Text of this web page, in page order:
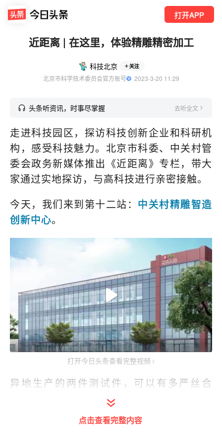
打开APP
近距离 | 在这里，体验精雕精密加工
科技北京 关注
北京市科学技术委员会官方账号
  2023-3-20 11:29
头条听资讯，时事尽掌握 去听全文
走进科技园区，探访科技创新企业和科研机
构，感受科技魅力。北京市科委、中关村管
委会政务新媒体推出《近距离》专栏，带大
家通过实地探访，与高科技进行亲密接触。
今天，我们来到第十二站： 中关村精雕智造
创新中心。
打开今日头条查看完整视频
异地生产的两件测试件，可以有多严丝合
缝？凹件与凸件间的缝隙仅3-5微米，相当
于头发丝直径的1/20，小孔直径能达到
点击查看完整内容